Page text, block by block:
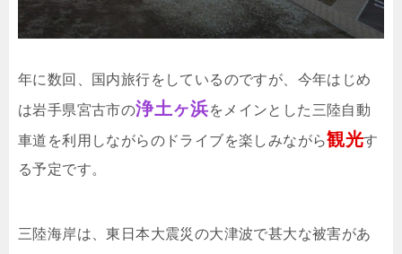
年に数回、国内旅行をしているのですが、今年はじめ
は岩手県宮古市の浄土ヶ浜をメインとした三陸自動
車道を利用しながらのドライブを楽しみながら観光す
る予定です。
三陸海岸は、東日本大震災の大津波で甚大な被害があ